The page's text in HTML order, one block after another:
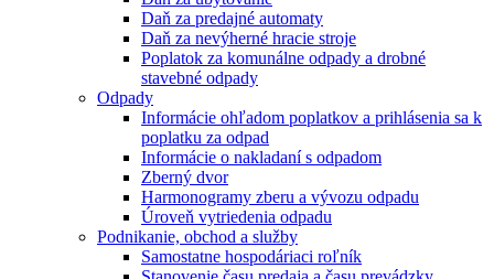
Daň za predajné automaty
Daň za nevýherné hracie stroje
Poplatok za komunálne odpady a drobné
stavebné odpady
Odpady
Informácie ohľadom poplatkov a prihlásenia sa k
poplatku za odpad
Informácie o nakladaní s odpadom
Zberný dvor
Harmonogramy zberu a vývozu odpadu
Úroveň vytriedenia odpadu
Podnikanie, obchod a služby
Samostatne hospodáriaci roľník